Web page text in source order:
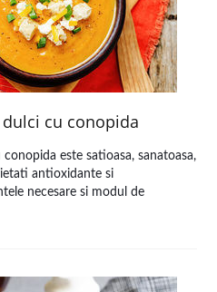
cu conopida
este satioasa, sanatoasa,
antioxidante si
necesare si modul de